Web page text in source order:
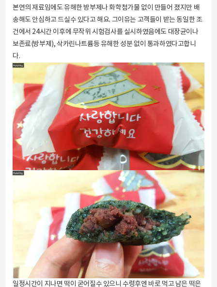
본연의 재료임에도 유해한 방부제나 화학첨가물 없이 만들어 졌지만 배
송해도 안심하고 드실수 있다고 해요. 그이유는 고객들이 받는 동일한 조
건에서 24시간 이후에 무작위 시험검사를 실시하였음에도 대장균이나
보존료(방부제), 삭카린나트륨등 유해한 성분 없이 통과하였다고합니
다.
일정시간이 지나면 떡이 굳어질수 있으니 수령후엔 바로 먹고 남은 떡은